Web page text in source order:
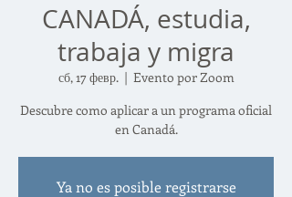
CANADÁ, estudia,
trabaja y migra
сб, 17 февр.
  |
Evento por Zoom
Descubre como aplicar a un programa oficial
en Canadá.
Ya no es posible registrarse